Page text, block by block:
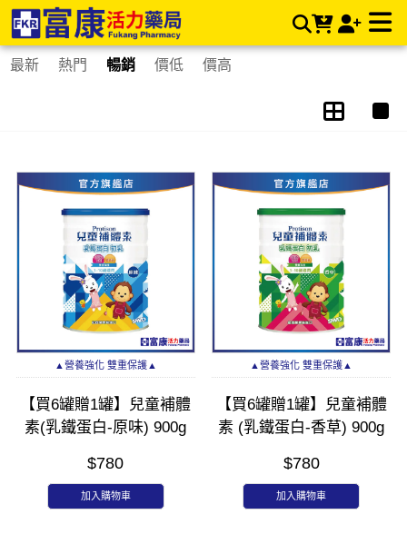
成長專區 | 富康活力藥局購物商城
最新 熱門 暢銷 價低 價高
▲營養強化 雙重保護▲
【買6罐贈1罐】兒童補體
素(乳鐵蛋白-原味) 900g
$780
加入購物車
▲營養強化 雙重保護▲
【買6罐贈1罐】兒童補體
素 (乳鐵蛋白-香草) 900g
$780
加入購物車